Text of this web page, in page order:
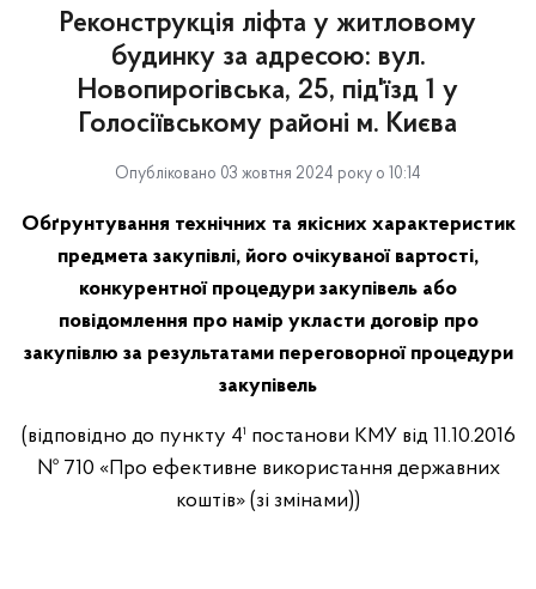
Реконструкція ліфта у житловому
будинку за адресою: вул.
Новопирогівська, 25, під'їзд 1 у
Голосіївському районі м. Києва
Опубліковано 03 жовтня 2024 року о 10:14
Обґрунтування технічних та якісних характеристик
предмета закупівлі, його очікуваної вартості,
конкурентної процедури закупівель або
повідомлення про намір укласти договір про
закупівлю за результатами переговорної процедури
закупівель
(відповідно до пункту 4¹ постанови КМУ від 11.10.2016
№ 710 «Про ефективне використання державних
коштів» (зі змінами))